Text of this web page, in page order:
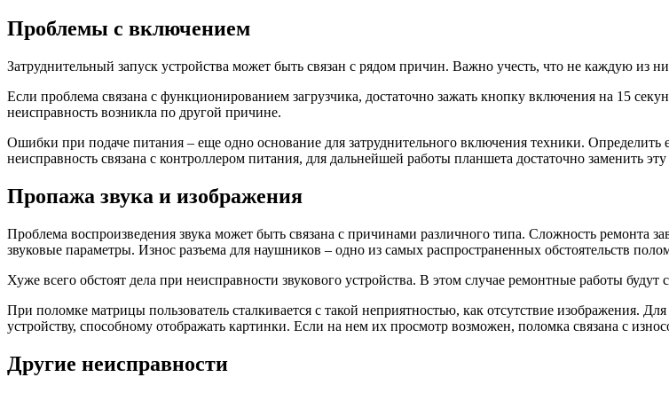
Проблемы с включением
Затруднительный запуск устройства может быть связан с рядом причин. Важно учесть, что не каждую из
Если проблема связана с функционированием загрузчика, достаточно зажать кнопку включения на 15
неисправность возникла по другой причине.
Ошибки при подаче питания – еще одно основание для затруднительного включения техники.
неисправность связана с контроллером питания, для дальнейшей работы планшета достаточно заменить эту
Пропажа звука и изображения
Проблема воспроизведения звука может быть связана с причинами различного типа. Сложность ремонта
звуковые параметры. Износ разъема для наушников – одно из самых распространенных обстоятельств
Хуже всего обстоят дела при неисправности звукового устройства. В этом случае ремонтные работы
При поломке матрицы пользователь сталкивается с такой неприятностью, как отсутствие изображения.
устройству, способному отображать картинки. Если на нем их просмотр возможен, поломка связана с
Другие неисправности